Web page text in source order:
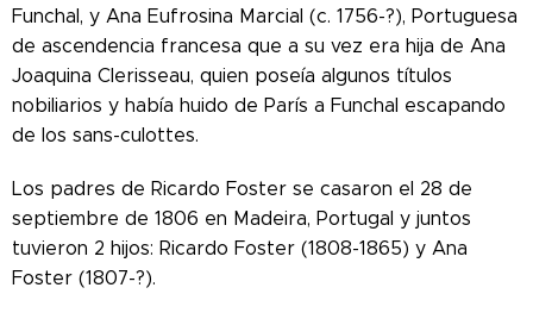
Funchal, y Ana Eufrosina Marcial (c. 1756-?), Portuguesa
de ascendencia francesa que a su vez era hija de Ana
Joaquina Clerisseau, quien poseía algunos títulos
nobiliarios y había huido de París a Funchal escapando
de los sans-culottes.
Los padres de Ricardo Foster se casaron el 28 de
septiembre de 1806 en Madeira, Portugal y juntos
tuvieron 2 hijos: Ricardo Foster (1808-1865) y Ana
Foster (1807-?).